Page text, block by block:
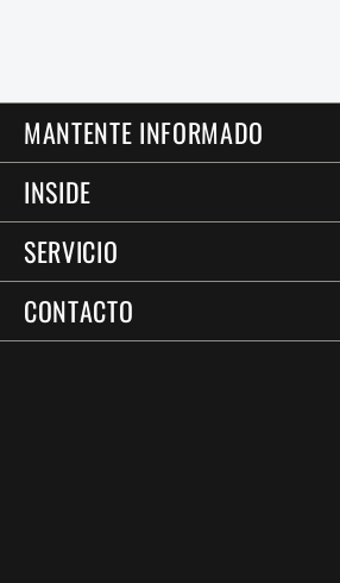
MANTENTE INFORMADO
INSIDE
SERVICIO
CONTACTO